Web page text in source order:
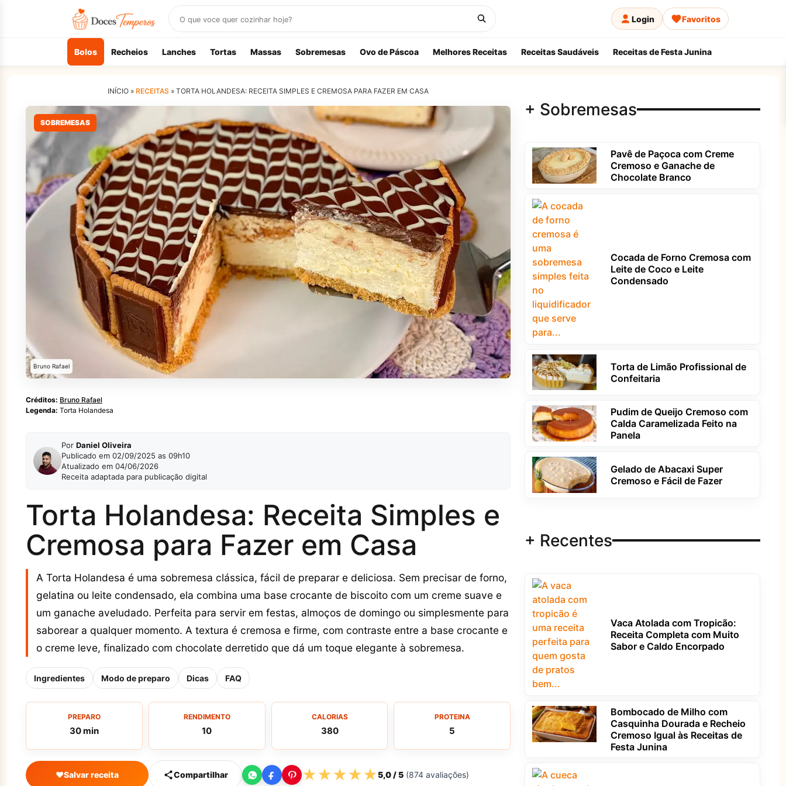
receitas
Login Favoritos
Bolos Recheios Lanches Tortas Massas Sobremesas Ovo de Páscoa Melhores Receitas Receitas Saudáveis Receitas de Festa Junina
INÍCIO » RECEITAS »TORTA HOLANDESA: RECEITA SIMPLES E CREMOSA PARA FAZER EM CASA
SOBREMESAS
Bruno Rafael
Créditos: Bruno Rafael
Legenda: Torta Holandesa
Por Daniel Oliveira
Publicado em 02/09/2025 as 09h10
Atualizado em 04/06/2026
Receita adaptada para publicação digital
Torta Holandesa: Receita Simples e
Cremosa para Fazer em Casa
A Torta Holandesa é uma sobremesa clássica, fácil de preparar e deliciosa. Sem precisar de forno,
gelatina ou leite condensado, ela combina uma base crocante de biscoito com um creme suave e
um ganache aveludado. Perfeita para servir em festas, almoços de domingo ou simplesmente para
saborear a qualquer momento. A textura é cremosa e firme, com contraste entre a base crocante e
o creme leve, finalizado com chocolate derretido que dá um toque elegante à sobremesa.
Ingredientes Modo de preparo Dicas FAQ
PREPARO
30 min
RENDIMENTO
10
CALORIAS
380
PROTEINA
5
♥Salvar receita Compartilhar ★★★★★5,0/ 5 (874 avaliações)
+ Sobremesas
Pavê de Paçoca com Creme
Cremoso e Ganache de
Chocolate Branco
Cocada de Forno Cremosa com
Leite de Coco e Leite
Condensado
Torta de Limão Profissional de
Confeitaria
Pudim de Queijo Cremoso com
Calda Caramelizada Feito na
Panela
Gelado de Abacaxi Super
Cremoso e Fácil de Fazer
+ Recentes
Vaca Atolada com Tropicão:
Receita Completa com Muito
Sabor e Caldo Encorpado
Bombocado de Milho com
Casquinha Dourada e Recheio
Cremoso Igual às Receitas de
Festa Junina